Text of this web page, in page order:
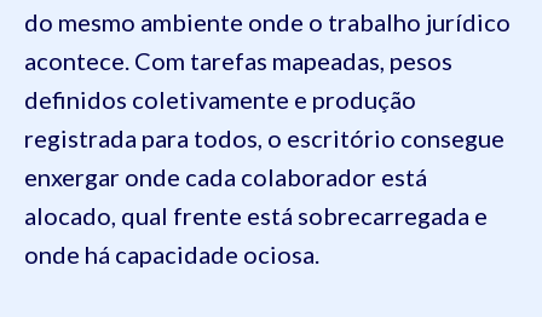
do mesmo ambiente onde o trabalho jurídico
acontece. Com tarefas mapeadas, pesos
definidos coletivamente e produção
registrada para todos, o escritório consegue
enxergar onde cada colaborador está
alocado, qual frente está sobrecarregada e
onde há capacidade ociosa.